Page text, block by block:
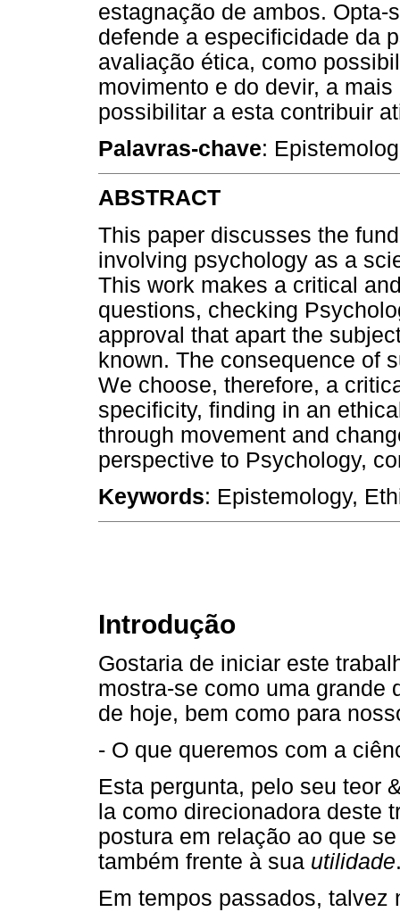
estagnação de ambos.
defende a especificidade da
avaliação ética, como
movimento e do devir, a
possibilitar a esta contribuir
Palavras-chave:
ABSTRACT
This paper discusses the
involving psychology as a
This work makes a critical
questions, checking
approval that apart the
known. The consequence of
We choose, therefore, a
specificity, finding in an
through movement and
perspective to Psychology,
Keywords: Epistemology,
Introdução
Gostaria de iniciar este
mostra-se como uma grande
de hoje, bem como para
- O que queremos com a
Esta pergunta, pelo seu teor
la como direcionadora deste
postura em relação ao que
também frente à sua utilidade
Em tempos passados,